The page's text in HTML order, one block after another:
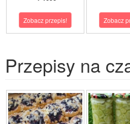
Zobacz przepis! Zobacz
Przepisy na